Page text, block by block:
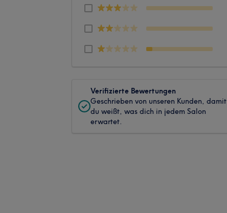
Verifizierte Bewertungen
Geschrieben von unseren Kunden, damit
du weißt, was dich in jedem Salon
erwartet.